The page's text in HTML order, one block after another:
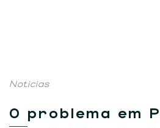
Noticias
O problema em